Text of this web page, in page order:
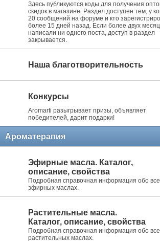
Здесь публикуются коды для получения
скидок в магазине. Раздел доступен тем, у
20 сообщений на форуме и кто
более 15 дней назад. Если более двух
написали ни одного поста, доступ в раздел
закрывается.
Наша благотворительность
Конкурсы
Aromarti разыгрывает призы, объявляет
победителей, дарит подарки!
Ароматерапия
Эфирные масла. Каталог,
описание, свойства
Подробная справочная информация обо
эфирных маслах.
Растительные масла.
Каталог, описание, свойства
Подробная справочная информация обо
растительных маслах.